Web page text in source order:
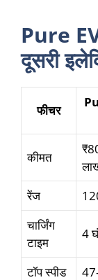
Pure
दूसरी
फीचर
कीमत
रेंज
चार्जिंग
टाइम
4
टॉप स्पीड